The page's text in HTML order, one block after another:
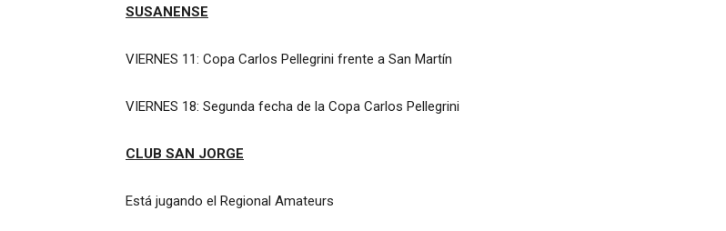
SUSANENSE
VIERNES 11: Copa Carlos Pellegrini frente a San Martín
VIERNES 18: Segunda fecha de la Copa Carlos Pellegrini
CLUB SAN JORGE
Está jugando el Regional Amateurs